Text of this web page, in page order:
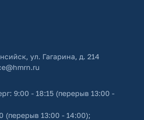
ул. Гагарина, д. 214
9:00 - 18:15 (перерыв 13:00 -
(перерыв 13:00 - 14:00);